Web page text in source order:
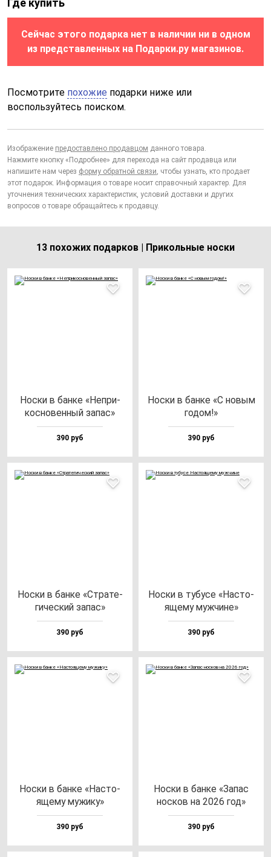
Где купить
Сейчас этого подарка нет в наличии ни в одном
из представленных на Подарки.ру магазинов.
Посмотрите похожие подарки ниже или
воспользуйтесь поиском.
Изображение предоставлено продавцом данного товара.
Нажмите кнопку «Подробнее» для перехода на сайт продавца или
напишите нам через форму обратной связи, чтобы узнать, кто продает
этот подарок. Информация о товаре носит справочный характер. Для
уточнения технических характеристик, условий доставки и других
вопросов о товаре обращайтесь к продавцу.
13 похожих подарков | Прикольные носки
Нос­ки в бан­ке «Неп­ри­
кос­но­вен­ный за­пас»
390 руб
Нос­ки в бан­ке «С но­вым
го­дом!»
390 руб
Нос­ки в бан­ке «Стра­те­
ги­чес­кий за­пас»
390 руб
Нос­ки в ту­бу­се «Нас­то­
яще­му муж­чи­не»
390 руб
Нос­ки в бан­ке «Нас­то­
яще­му му­жи­ку»
390 руб
Нос­ки в бан­ке «Запас
нос­ков на 2026 год»
390 руб